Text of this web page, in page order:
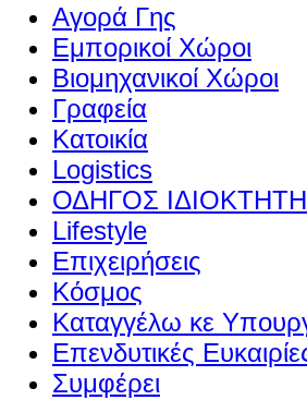
Αγορά Γης
Εμπορικοί Χώροι
Βιομηχανικοί Χώροι
Γραφεία
Κατοικία
Logistics
ΟΔΗΓΟΣ ΙΔΙΟΚΤΗΤΗ
Lifestyle
Επιχειρήσεις
Κόσμος
Καταγγέλω κε
Επενδυτικές
Συμφέρει